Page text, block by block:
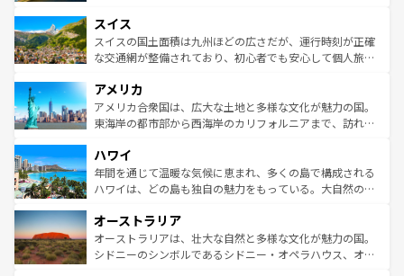
れる地方に足を運ぶとそれぞれで全く異なる文化を体験で
きるだろう。 なお、新着のフランス情報はコンテンツ一覧
を参照してほしい。
は、お酒好きな人にはぜひ体験してほしい。 なお、新着の
ドイツ情報はコンテンツ一覧を参照してほしい。
リアごとに異なる魅力がある。また、優雅なアフタヌーン
ティー、ビール好きにはたまらない英国パブ、サッカー観
戦など、本場だからこそできる体験も豊富。イギリスを旅
ンツ一覧を参照してほしい。
スイス
スイスの国土面積は九州ほどの広さだが、運行時刻が正確
な交通網が整備されており、初心者でも安心して個人旅行
の建物がそのまま残る町や、スイスならではのユニークな
博物館もあり、アルプス観光だけでなく町歩きも満喫する
ことができる。国民の所得が高いため物価も高いが、旅行
ば市内交通費無料で観光を楽しむこともできる。 なお、新
着のスイス情報はコンテンツ一覧 を参照してほしい。
アメリカ
アメリカ合衆国は、広大な土地と多様な文化が魅力の国。
東海岸の都市部から西海岸のカリフォルニアまで、訪れる
のような巨大都市は、観光、ショッピング、エンターテイ
ンメントが詰まった刺激的なスポットだ。一方、アメリカ
西部には大自然が広がり、グランドキャニオンやイエロー
部のニューオーリンズでは、音楽と美食が融合した独特の
文化が魅力。旅行者はアメリカの各地域で異なる魅力を楽
しみながら、その多様性と豊かな歴史を感じることができ
ハワイ
年間を通じて温暖な気候に恵まれ、多くの島で構成される
ハワイは、どの島も独自の魅力をもっている。大自然の神
ワイ島は見逃せない。また、定番の観光地といえばオアフ
島だが、静かな自然を求めるならマウイ島やカウアイ島が
おすすめ。エメラルドグリーンに輝く海をはじめ、豊かな
オーストラリア
オーストラリアは、壮大な自然と多様な文化が魅力の国。
シドニーのシンボルであるシドニー・オペラハウス、オー